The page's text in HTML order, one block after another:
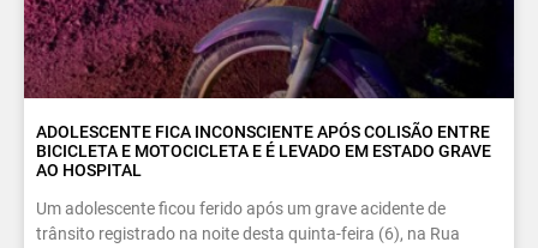
ADOLESCENTE FICA INCONSCIENTE APÓS COLISÃO ENTRE
BICICLETA E MOTOCICLETA E É LEVADO EM ESTADO GRAVE
AO HOSPITAL
Um adolescente ficou ferido após um grave acidente de
trânsito registrado na noite desta quinta-feira (6), na Rua